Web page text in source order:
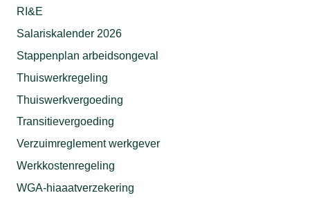
RI&E
Salariskalender 2026
Stappenplan arbeidsongeval
Thuiswerkregeling
Thuiswerkvergoeding
Transitievergoeding
Verzuimreglement werkgever
Werkkostenregeling
WGA-hiaaatverzekering